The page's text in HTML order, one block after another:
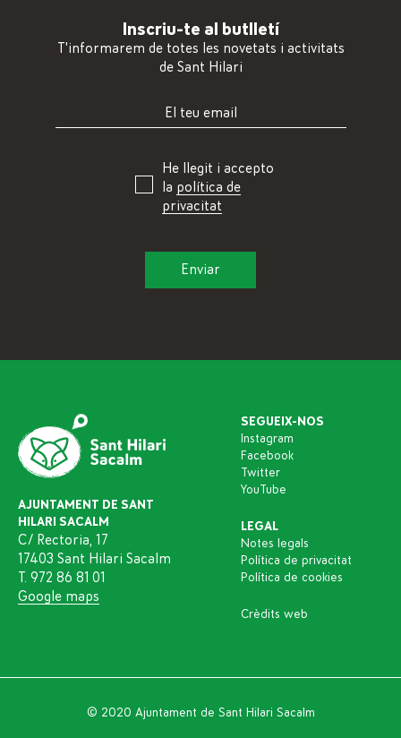
Inscriu-te al butlletí
T'informarem de totes les novetats i activitats
de Sant Hilari
He llegit i accepto
la política de
privacitat
AJUNTAMENT DE SANT
HILARI SACALM
C/ Rectoria, 17
17403 Sant Hilari Sacalm
T. 972 86 81 01
Google maps
SEGUEIX-NOS
Instagram
Facebook
Twitter
YouTube
LEGAL
Notes legals
Política de privacitat
Política de cookies
Crèdits web
© 2020 Ajuntament de Sant Hilari Sacalm